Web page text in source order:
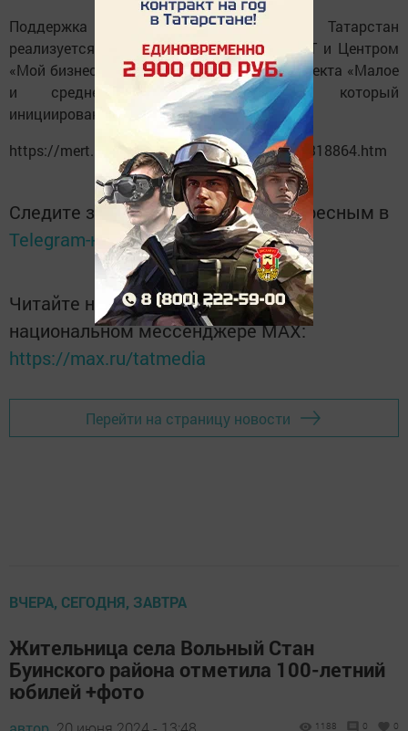
Поддержка самозанятых в Республике Татарстан
реализуется Министерством экономики РТ и Центром
«Мой бизнес» в рамках национального проекта «Малое
и среднее предпринимательство», который
инициирован Президентом России.
https://mert. tatarstan. ru/index. htm/news/2318864.htm
Следите за самым важным и интересным в
Telegram-каналеТатмедиа
Читайте новости Татарстана в
национальном мессенджере MАХ:
https://max.ru/tatmedia
Перейти на страницу новости
ВЧЕРА, СЕГОДНЯ, ЗАВТРА
Жительница села Вольный Стан
Буинского района отметила 100-летний
юбилей +фото
1188 0 0